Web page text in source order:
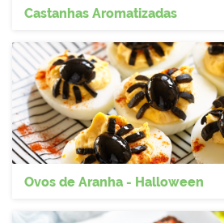
Castanhas Aromatizadas
Ovos de Aranha - Halloween